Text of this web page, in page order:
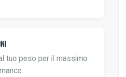
tuo peso per il massimo